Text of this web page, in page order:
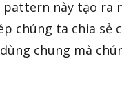
pattern này tạo ra
chúng ta chia
chung mà